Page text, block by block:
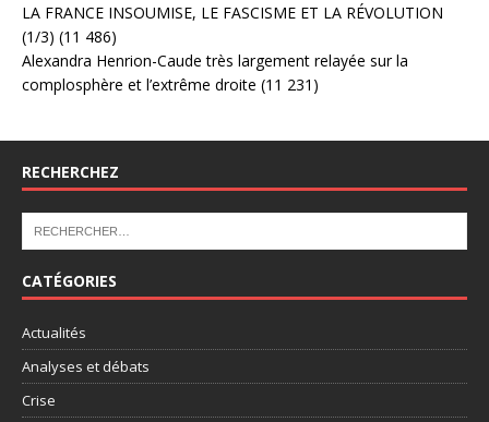
LA FRANCE INSOUMISE, LE FASCISME ET LA RÉVOLUTION
(1/3) (11 486)
Alexandra Henrion-Caude très largement relayée sur la
complosphère et l’extrême droite (11 231)
RECHERCHEZ
CATÉGORIES
Actualités
Analyses et débats
Crise